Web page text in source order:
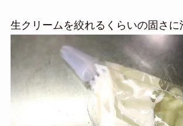
生クリームを絞れるくらいの固さに